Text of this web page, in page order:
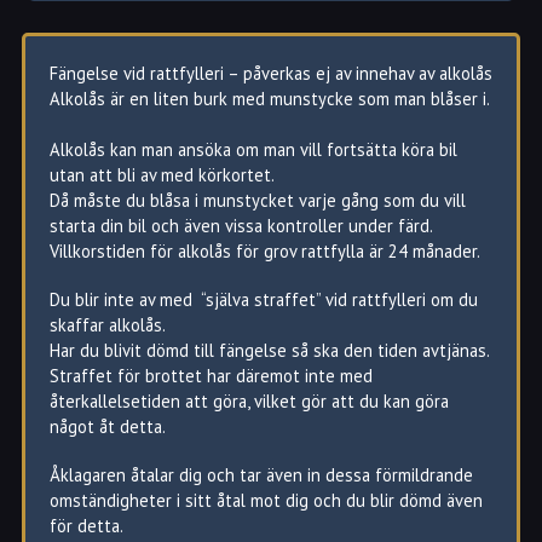
Fängelse vid rattfylleri – påverkas ej av innehav av alkolås
Alkolås är en liten burk med munstycke som man blåser i.
Alkolås kan man ansöka om man vill fortsätta köra bil
utan att bli av med körkortet.
Då måste du blåsa i munstycket varje gång som du vill
starta din bil och även vissa kontroller under färd.
Villkorstiden för alkolås för grov rattfylla är 24 månader.
Du blir inte av med “själva straffet” vid rattfylleri om du
skaffar alkolås.
Har du blivit dömd till fängelse så ska den tiden avtjänas.
Straffet för brottet har däremot inte med
återkallelsetiden att göra, vilket gör att du kan göra
något åt detta.
Åklagaren åtalar dig och tar även in dessa förmildrande
omständigheter i sitt åtal mot dig och du blir dömd även
för detta.